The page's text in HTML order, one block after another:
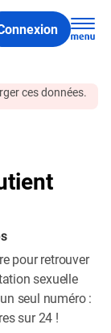
ces données.
pour retrouver
sexuelle
seul numéro :
sur 24 !